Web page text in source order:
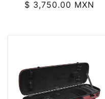
habitual
de
$ 3,750.00 MXN